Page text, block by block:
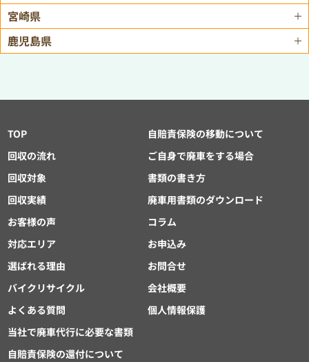
宮崎県
鹿児島県
TOP
回収の流れ
回収対象
回収実績
お客様の声
対応エリア
選ばれる理由
バイクリサイクル
よくある質問
当社で廃車代行に必要な書類
自賠責保険の還付について
自賠責保険の移動について
ご自身で廃車をする場合
書類の書き方
廃車用書類のダウンロード
コラム
お申込み
お問合せ
会社概要
個人情報保護